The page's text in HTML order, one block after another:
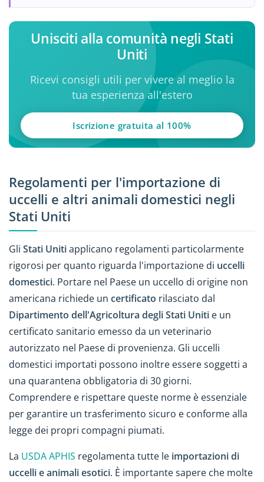
Unisciti alla comunità negli Stati
Uniti
Ricevi consigli utili per vivere al meglio la
tua esperienza all'estero
Iscrizione gratuita al 100%
Regolamenti per l'importazione di
uccelli e altri animali domestici negli
Stati Uniti
Gli Stati Unitiapplicano regolamenti particolarmente
rigorosi per quanto riguarda l'importazione di uccelli
domestici. Portare nel Paese un uccello di origine non
americana richiede un certificato rilasciato dal
Dipartimento dell'Agricoltura degli Stati Uniti e un
certificato sanitario emesso da un veterinario
autorizzato nel Paese di provenienza. Gli uccelli
domestici importati possono inoltre essere soggetti a
una quarantena obbligatoria di 30 giorni.
Comprendere e rispettare queste norme è essenziale
per garantire un trasferimento sicuro e conforme alla
legge dei propri compagni piumati.
La USDA APHIS regolamenta tutte le importazioni di
uccelli e animali esotici. È importante sapere che molte